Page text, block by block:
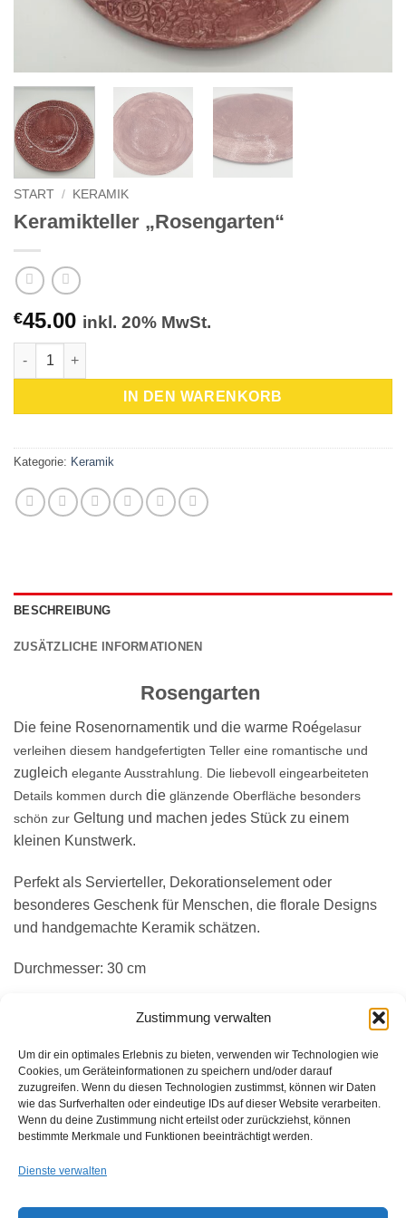
Zustimmung verwalten
Um dir ein optimales Erlebnis zu bieten, verwenden wir Technologien wie
Cookies, um Geräteinformationen zu speichern und/oder darauf
zuzugreifen. Wenn du diesen Technologien zustimmst, können wir Daten
wie das Surfverhalten oder eindeutige IDs auf dieser Website verarbeiten.
Wenn du deine Zustimmung nicht erteilst oder zurückziehst, können
bestimmte Merkmale und Funktionen beeinträchtigt werden.
Dienste verwalten
START / KERAMIK
Keramikteller „Rosengarten“
€45.00 inkl. 20% MwSt.
Keramikteller "Rosengarten" Menge
IN DEN WARENKORB
Kategorie: Keramik
BESCHREIBUNG
ZUSÄTZLICHE INFORMATIONEN
Rosengarten
Die feine Rosenornamentik und die warme Roégelasur
verleihen diesem handgefertigten Teller eine romantische und
zugleich elegante Ausstrahlung. Die liebevoll eingearbeiteten
Details kommen durch die glänzende Oberfläche besonders
schön zur Geltung und machen jedes Stück zu einem
kleinen Kunstwerk.
Perfekt als Servierteller, Dekorationselement oder
besonderes Geschenk für Menschen, die florale Designs
und handgemachte Keramik schätzen.
Durchmesser: 30 cm
ÄHNLICHE PRODUKTE
Zur
Wunschliste
KERAMIK
€45.00 inkl. 20% MwSt.
Zur
KERAMIK
Keramikteller „Blattfluss“